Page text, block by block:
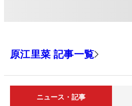
原江里菜 記事一覧
ニュース・記事